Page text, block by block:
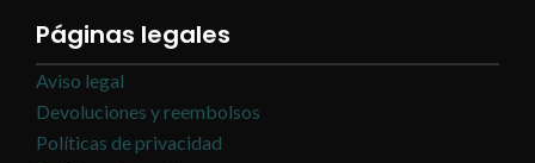
Páginas legales
Aviso legal
Devoluciones y reembolsos
Políticas de privacidad